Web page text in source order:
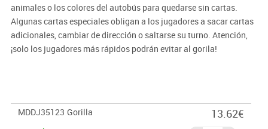
animales o los colores del autobús para quedarse sin cartas.
Algunas cartas especiales obligan a los jugadores a sacar cartas
adicionales, cambiar de dirección o saltarse su turno. Atención,
¡solo los jugadores más rápidos podrán evitar al gorila!
· Tiempo de partida:20 minutos.
MDDJ35123 Gorilla
13.62€